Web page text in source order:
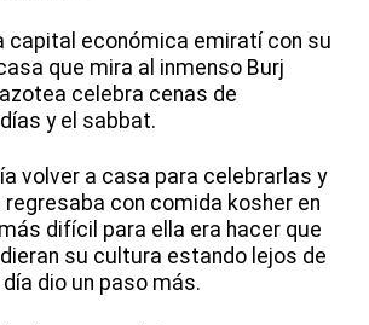
capital económica emiratí con su
que mira al inmenso Burj
celebra cenas de
y el sabbat.
volver a casa para celebrarlas y
con comida kosher en
difícil para ella era hacer que
su cultura estando lejos de
dio un paso más.